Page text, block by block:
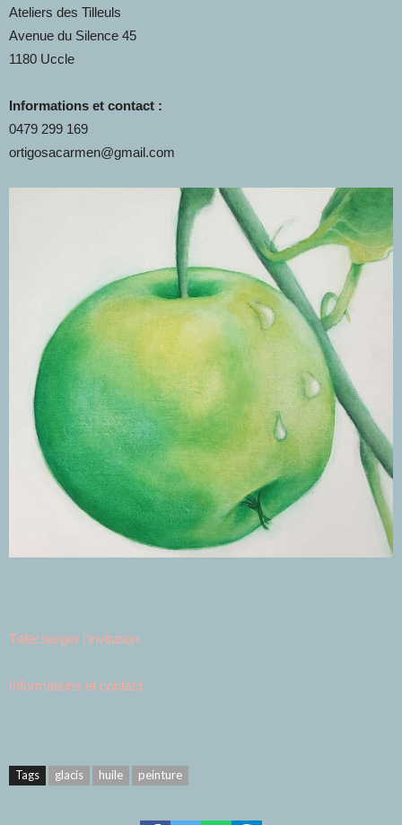
Ateliers des Tilleuls
Avenue du Silence 45
1180 Uccle
Informations et contact :
0479 299 169
ortigosacarmen@gmail.com
Télécharger l’invitation
Informations et contact
Tags glacis huile peinture